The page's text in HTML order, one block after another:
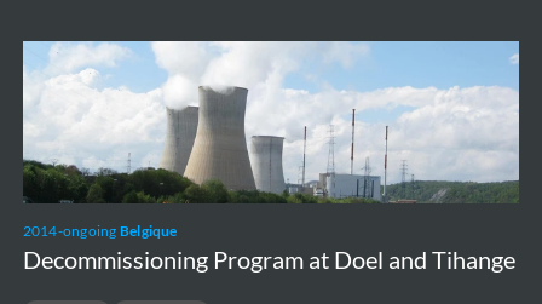
2014-ongoing Belgique
Decommissioning Program at Doel and Tihange
Decommissioning
Program
at
Doel
and
Tihange